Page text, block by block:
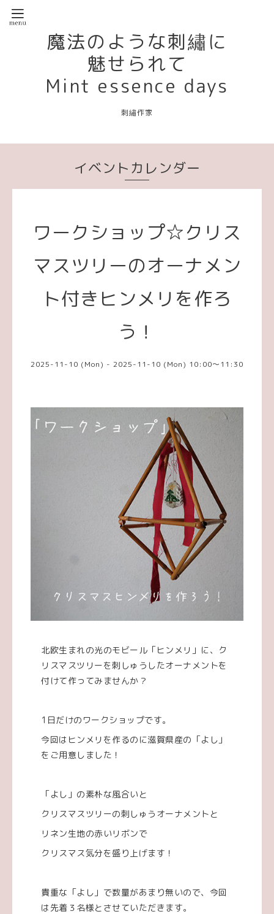
魔法のような刺繡に
魅せられて
Mint essence days
刺繡作家
イベントカレンダー
ワークショップ☆クリス
マスツリーのオーナメン
ト付きヒンメリを作ろ
う！
2025-11-10 (Mon) - 2025-11-10 (Mon) 10:00～11:30
北欧生まれの光のモビール「ヒンメリ」に、ク
リスマスツリーを刺しゅうしたオーナメントを
付けて作ってみませんか？
1日だけのワークショップです。
今回はヒンメリを作るのに滋賀県産の「よし」
をご用意しました！
「よし」の素朴な風合いと
クリスマスツリーの刺しゅうオーナメントと
リネン生地の赤いリボンで
クリスマス気分を盛り上げます！
貴重な「よし」で数量があまり無いので、今回
は先着３名様とさせていただきます。